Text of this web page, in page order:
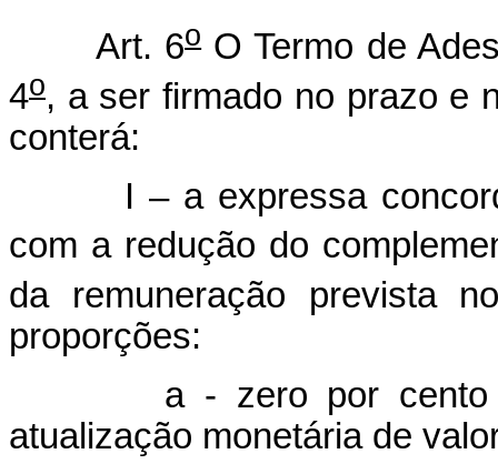
Art. 6oO Termo de
4o, a ser firmado no prazo e
conterá:
I – a expressa
com a redução do
da remuneração prevista
proporções:
a - zero por cento
atualização monetária de